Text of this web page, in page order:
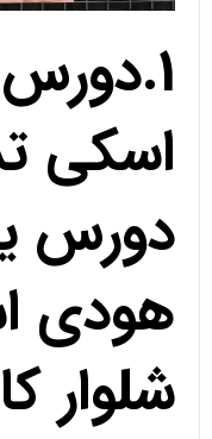
اسکی
دورس
هودی
شلوار